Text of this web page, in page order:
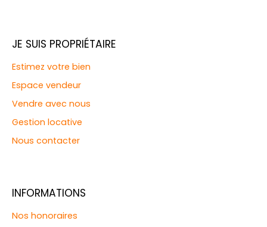
JE SUIS PROPRIÉTAIRE
Estimez votre bien
Espace vendeur
Vendre avec nous
Gestion locative
Nous contacter
INFORMATIONS
Nos honoraires